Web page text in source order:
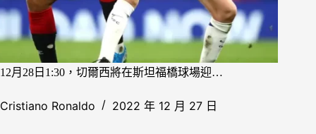
12月28日1:30，切爾西將在斯坦福橋球場迎…
Cristiano Ronaldo 2022 年 12 月 27 日